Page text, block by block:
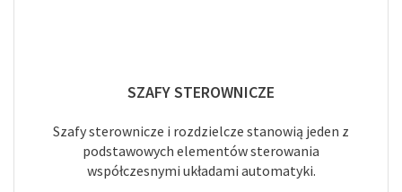
SZAFY STEROWNICZE
Szafy sterownicze i rozdzielcze stanowią jeden z
podstawowych elementów sterowania
współczesnymi układami automatyki.